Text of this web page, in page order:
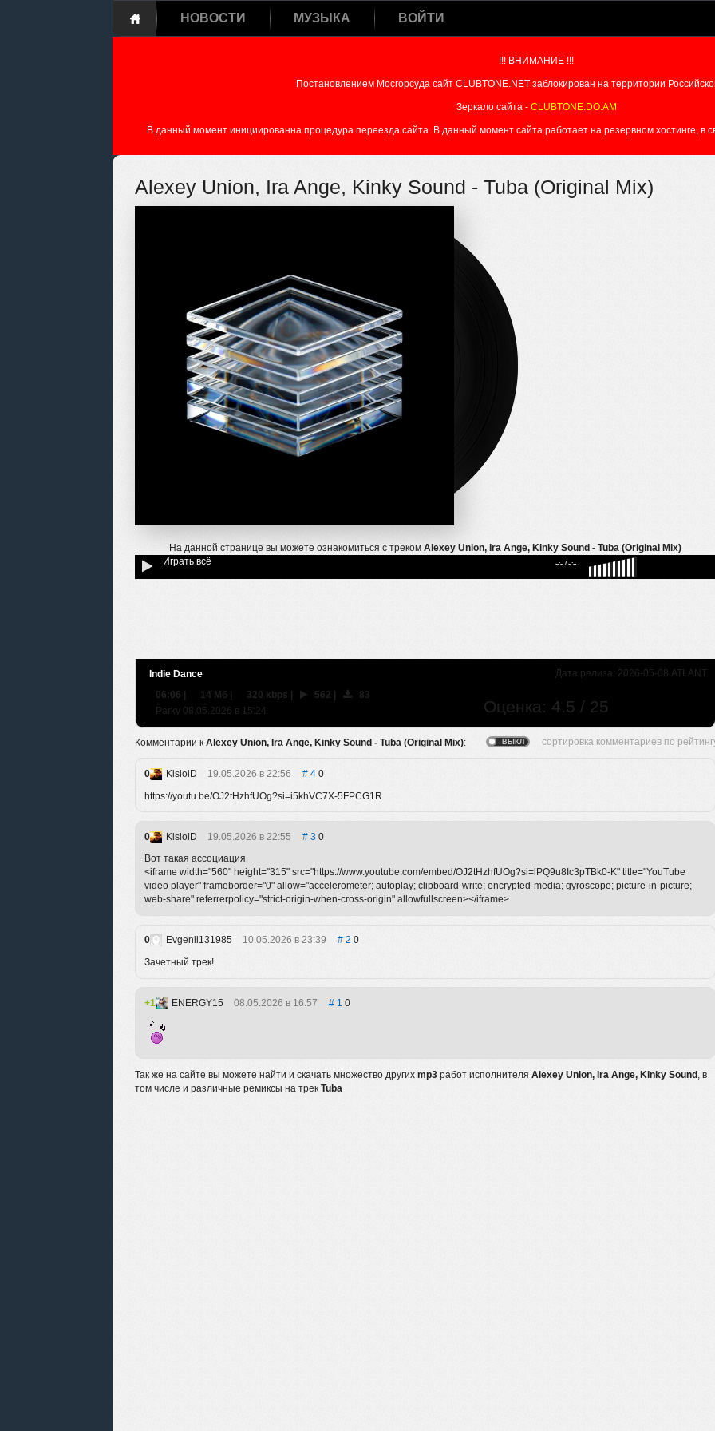
НОВОСТИ МУЗЫКА ВОЙТИ
!!! ВНИМАНИЕ !!!
Постановлением Мосгорсуда сайт CLUBTONE.NET заблокирован на территории
Зеркало сайта - CLUBTONE.DO.AM
В данный момент инициированна процедура переезда сайта. В данный момент сайта работает на резервном хостинге, в
Alexey Union, Ira Ange, Kinky Sound - Tuba (Original Mix)
На данной странице вы можете ознакомиться с треком Alexey Union, Ira Ange, Kinky Sound - Tuba (Original Mix)
Играть всё
--:-- / --:--
Дата релиза: 2026-05-08 ATLANT
Indie Dance
Оценка: 4.5 / 25
06:06 | 14 Мб | 320 kbps | 562 |
83
Parky 08.05.2026 в 15:24
Комментарии к Alexey Union, Ira Ange, Kinky Sound - Tuba (Original Mix):
0 KisloiD 19.05.2026 в 22:56 40
https://youtu.be/OJ2tHzhfUOg?si=i5khVC7X-5FPCG1R
0 KisloiD 19.05.2026 в 22:55 3 0
Вот такая ассоциация
<iframe width="560" height="315" src="https://www.youtube.com/embed/OJ2tHzhfUOg?si=lPQ9u8Ic3pTBk0-K" title="YouTube
video player" frameborder="0" allow="accelerometer; autoplay; clipboard-write; encrypted-media; gyroscope; picture-in-picture;
web-share" referrerpolicy="strict-origin-when-cross-origin" allowfullscreen></iframe>
0 Evgenii131985 10.05.2026 в 23:39 2 0
Зачетный трек!
1 ENERGY15 08.05.2026 в 16:57 1 0
Так же на сайте вы можете найти и скачать множество других mp3 работ исполнителя Alexey Union, Ira Ange, Kinky Sound, в
том числе и различные ремиксы на трек Tuba